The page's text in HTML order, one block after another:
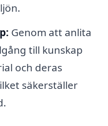
Genom att anlita
till kunskap
och deras
säkerställer